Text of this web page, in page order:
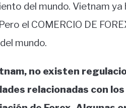
del mundo. Vietnam
el COMERCIO DE
mundo.
no existen
relacionadas con